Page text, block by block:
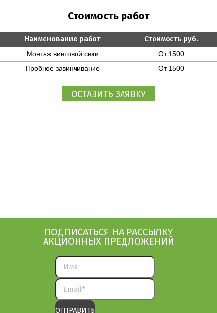
Стоимость работ
Наименование работ Стоимость руб.
Монтаж винтовой сваи
От 1500
Пробное завинчивание
От 1500
ПОДПИСАТЬСЯ НА РАССЫЛКУ
АКЦИОННЫХ ПРЕДЛОЖЕНИЙ